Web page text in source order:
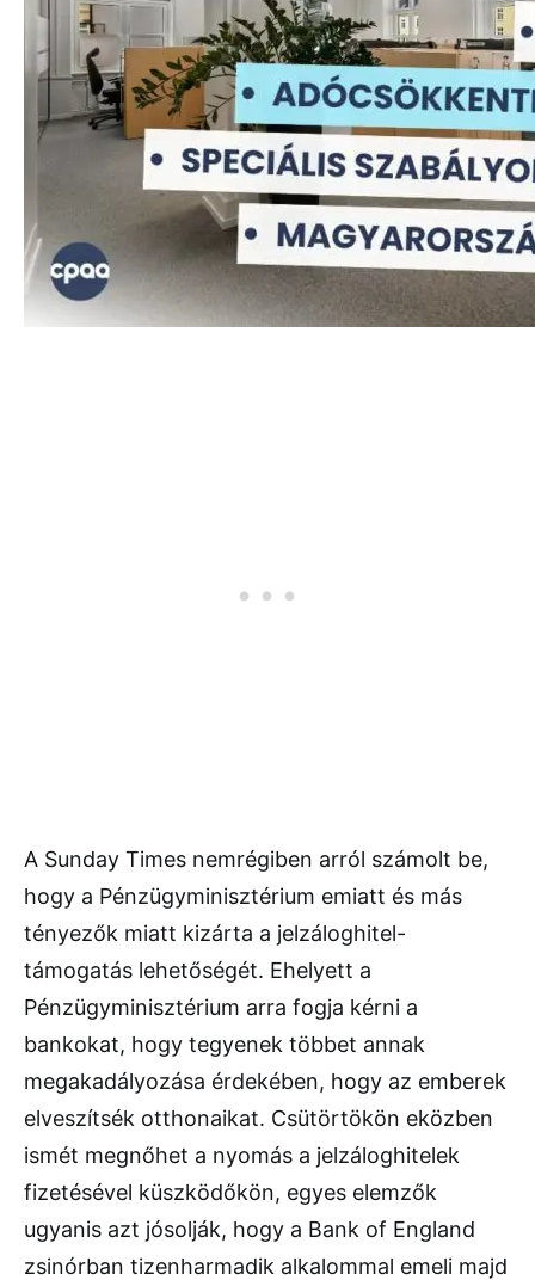
A Sunday Times nemrégiben arról számolt be,
hogy a Pénzügyminisztérium emiatt és más
tényezők miatt kizárta a jelzáloghitel-
támogatás lehetőségét. Ehelyett a
Pénzügyminisztérium arra fogja kérni a
bankokat, hogy tegyenek többet annak
megakadályozása érdekében, hogy az emberek
elveszítsék otthonaikat. Csütörtökön eközben
ismét megnőhet a nyomás a jelzáloghitelek
fizetésével küszködőkön, egyes elemzők
ugyanis azt jósolják, hogy a Bank of England
zsinórban tizenharmadik alkalommal emeli majd